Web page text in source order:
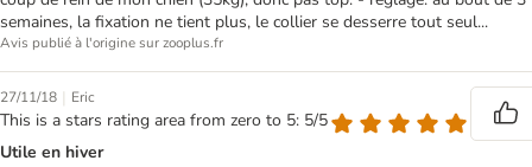
semaines, la fixation ne tient plus, le collier se desserre tout seul...
Avis publié à l'origine sur zooplus.fr
27/11/18 | Eric
This is a stars rating area from zero to 5: 5/5
Utile en hiver